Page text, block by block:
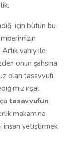
için bütün bu
vahiy ile
onun şahsına
olan tasavvufi
irşat
tasavvufun
makamına
insan yetiştirmek